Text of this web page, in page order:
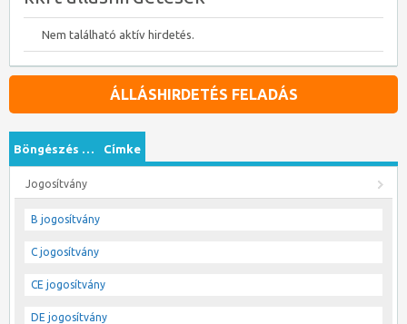
Nem található aktív hirdetés.
ÁLLÁSHIRDETÉS FELADÁS
Böngészés … Címke
Jogosítvány
B jogosítvány
C jogosítvány
CE jogosítvány
DE jogosítvány